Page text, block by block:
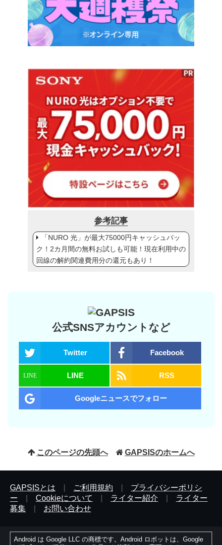
参考記事
「NURO 光」が最大75000円キャッシュバッ
ク！2カ月間の無料お試しも可能！現在利用中の
回線の解約関連費用分の還元もあり！
公式SNSアカウントなど
Twitter Facebook
LINE RSS
Googleニュースでフォロー
このページの先頭へ GAPSISのホームへ
GAPSISとは ご利用規約
プライバシーポリシ
ー
Cookieについて ライター紹介
ライター
募集
お問い合わせ
Android は Google LLC の商標です。Android ロボットは、Google